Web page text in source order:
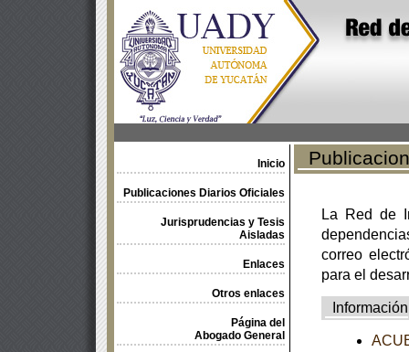
Inicio
Publicaciones Diarios Oficiales
Jurisprudencias y Tesis
Aisladas
Enlaces
Otros enlaces
Página del
Abogado General
La Red de
correo
para el
Información